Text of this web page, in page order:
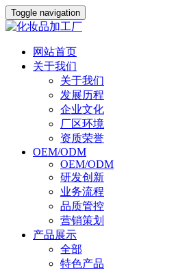
Toggle navigation
网站首页
关于我们
关于我们
发展历程
企业文化
厂区环境
资质荣誉
OEM/ODM
OEM/ODM
研发创新
业务流程
品质管控
营销策划
产品展示
全部
特色产品